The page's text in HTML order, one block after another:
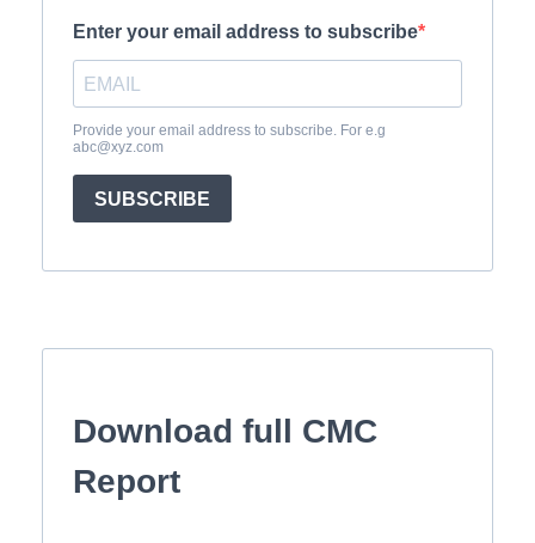
Enter your email address to subscribe
Provide your email address to subscribe. For e.g
abc@xyz.com
SUBSCRIBE
Download full CMC
Report